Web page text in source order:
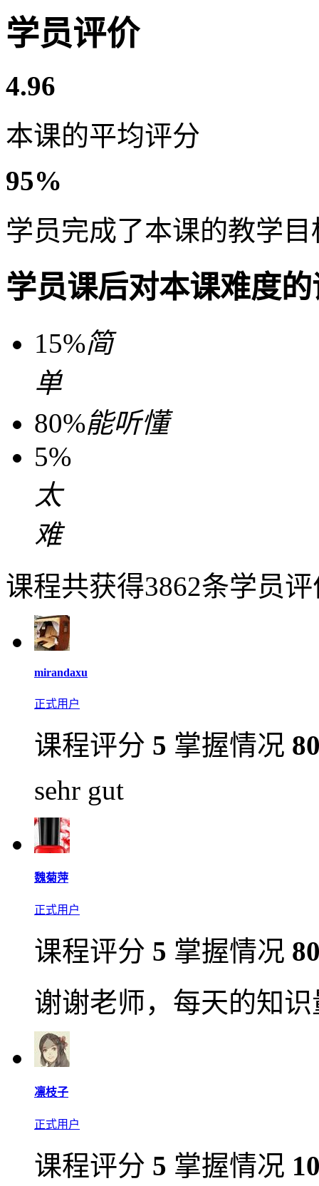
学员评价
4.96
本课的平均评分
95%
学员完成了本课的教学目
学员课后对本课难度
15%简
单
80%能听懂
5%
太
难
课程共获得3862条学员
mirandaxu
正式用户
课程评分 5 掌握情况
sehr gut
魏菊萍
正式用户
课程评分 5 掌握情况
谢谢老师，每天的知
凛枝子
正式用户
课程评分 5 掌握情况